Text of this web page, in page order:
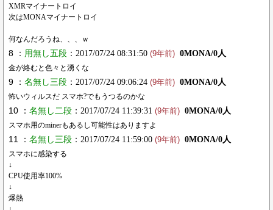
XMRマイナートロイ
次はMONAマイナートロイ
何なんだろうね、、、ｗ
8 ： 用無し五段 ：2017/07/24 08:31:50 (9年前) 0MONA/0人
金が絡むと色々と湧くな
9 ： 名無し三段 ：2017/07/24 09:06:24 (9年前) 0MONA/0人
怖いウィルスだ スマホ?でもうつるのかな
10 ： 名無し二段 ：2017/07/24 11:39:31 (9年前) 0MONA/0人
スマホ用のminerもあるし可能性はありますよ
11 ： 名無し三段 ：2017/07/24 11:59:00 (9年前) 0MONA/0人
スマホに感染する
↓
CPU使用率100%
↓
爆熱